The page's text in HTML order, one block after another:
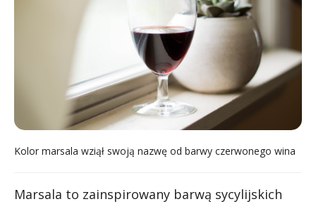
Kolor marsala wziął swoją nazwę od barwy czerwonego wina
Marsala to zainspirowany barwą sycylijskich